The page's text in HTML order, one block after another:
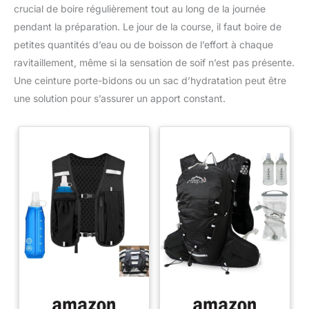
crucial de boire régulièrement tout au long de la journée
pendant la préparation. Le jour de la course, il faut boire de
petites quantités d’eau ou de boisson de l’effort à chaque
ravitaillement, même si la sensation de soif n’est pas présente.
Une ceinture porte-bidons ou un sac d’hydratation peut être
une solution pour s’assurer un apport constant.